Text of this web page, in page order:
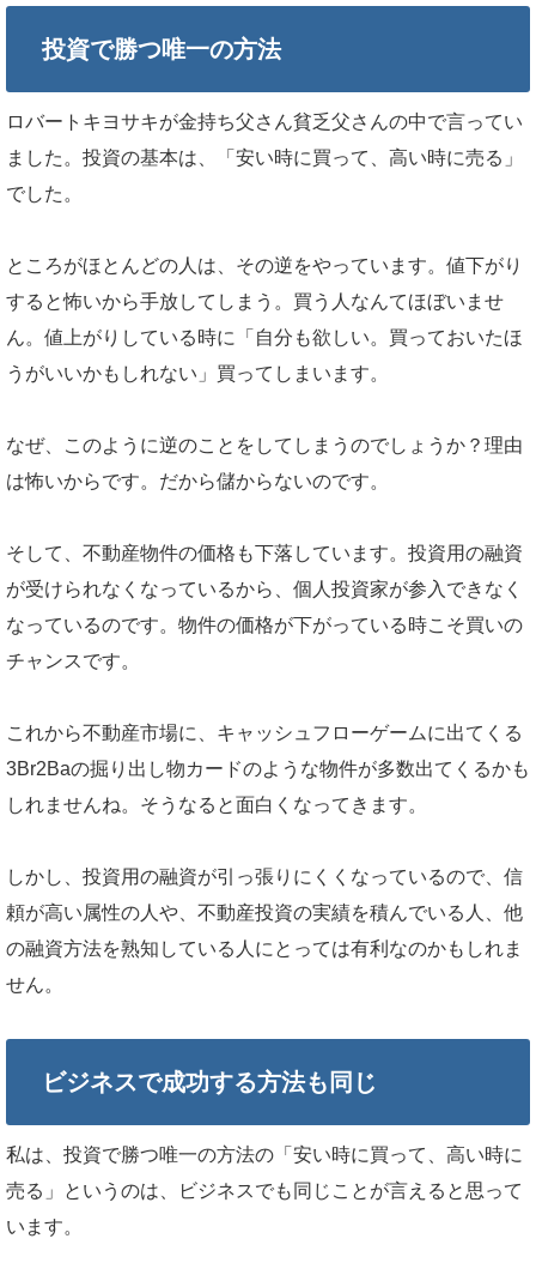
投資で勝つ唯一の方法
ロバートキヨサキが金持ち父さん貧乏父さんの中で言ってい
ました。投資の基本は、「安い時に買って、高い時に売る」
でした。
ところがほとんどの人は、その逆をやっています。値下がり
すると怖いから手放してしまう。買う人なんてほぼいませ
ん。値上がりしている時に「自分も欲しい。買っておいたほ
うがいいかもしれない」買ってしまいます。
なぜ、このように逆のことをしてしまうのでしょうか？理由
は怖いからです。だから儲からないのです。
そして、不動産物件の価格も下落しています。投資用の融資
が受けられなくなっているから、個人投資家が参入できなく
なっているのです。物件の価格が下がっている時こそ買いの
チャンスです。
これから不動産市場に、キャッシュフローゲームに出てくる
3Br2Baの掘り出し物カードのような物件が多数出てくるかも
しれませんね。そうなると面白くなってきます。
しかし、投資用の融資が引っ張りにくくなっているので、信
頼が高い属性の人や、不動産投資の実績を積んでいる人、他
の融資方法を熟知している人にとっては有利なのかもしれま
せん。
ビジネスで成功する方法も同じ
私は、投資で勝つ唯一の方法の「安い時に買って、高い時に
売る」というのは、ビジネスでも同じことが言えると思って
います。